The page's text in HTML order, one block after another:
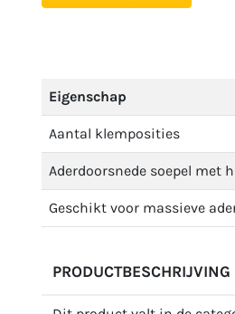
Eigenschap
Aantal klemposities
Aderdoorsnede soepel met
Geschikt voor massieve
PRODUCTBESCHRIJVING